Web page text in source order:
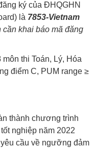
ký của ĐHQGHN
là 7853-Vietnam
cần khai báo mã đăng
thi Toán, Lý, Hóa
điểm C, PUM range ≥
chương trình
nghiệp năm 2022
cầu về ngưỡng đảm